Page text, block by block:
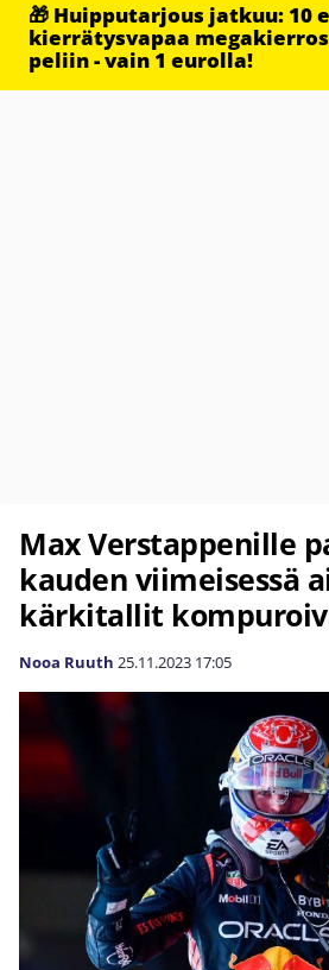
🎁 Huipputarjous jatkuu: 10
kierrätysvapaa
peliin - vain 1 eurolla!
Max Verstappenille
kauden viimeisessä
kärkitallit
Nooa Ruuth 25.11.2023 17:05